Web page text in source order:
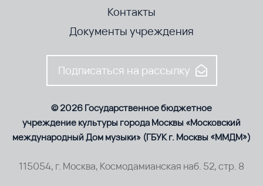
Контакты
Документы учреждения
Подписаться на рассылку
© 2026 Государственное бюджетное
учреждение культуры города Москвы «Московский
международный Дом музыки» (ГБУК г. Москвы «ММДМ»)
115054, г. Москва, Космодамианская наб. 52, стр. 8